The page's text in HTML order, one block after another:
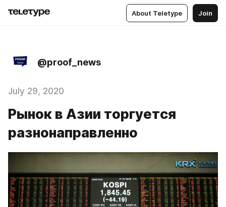
About Teletype Join
@proof_news
July 29, 2020
Рынок в Азии торгуется
разнонаправленно